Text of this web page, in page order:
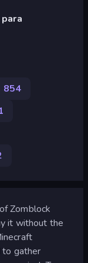
854
Zomblock
it without the
to gather